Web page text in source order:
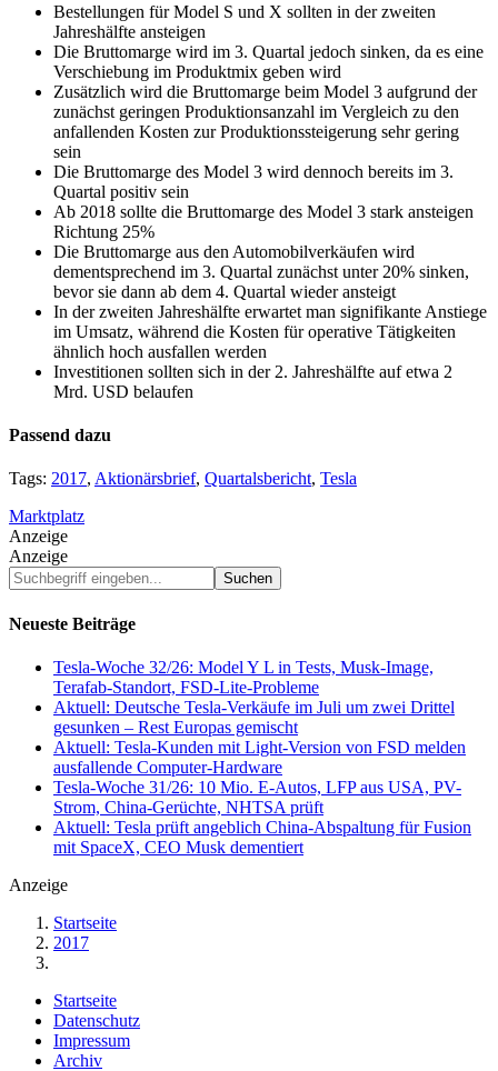
Bestellungen für Model S und X sollten in der zweiten
Jahreshälfte ansteigen
Die Bruttomarge wird im 3. Quartal jedoch sinken, da es eine
Verschiebung im Produktmix geben wird
Zusätzlich wird die Bruttomarge beim Model 3 aufgrund der
zunächst geringen Produktionsanzahl im Vergleich zu den
anfallenden Kosten zur Produktionssteigerung sehr gering
sein
Die Bruttomarge des Model 3 wird dennoch bereits im 3.
Quartal positiv sein
Ab 2018 sollte die Bruttomarge des Model 3 stark ansteigen
Richtung 25%
Die Bruttomarge aus den Automobilverkäufen wird
dementsprechend im 3. Quartal zunächst unter 20% sinken,
bevor sie dann ab dem 4. Quartal wieder ansteigt
In der zweiten Jahreshälfte erwartet man signifikante Anstiege
im Umsatz, während die Kosten für operative Tätigkeiten
ähnlich hoch ausfallen werden
Investitionen sollten sich in der 2. Jahreshälfte auf etwa 2
Mrd. USD belaufen
Passend dazu
Tags: 2017, Aktionärsbrief, Quartalsbericht, Tesla
Marktplatz
Anzeige
Anzeige
Suchbegriff
eingeben...
Neueste Beiträge
Tesla-Woche 32/26: Model Y L in Tests, Musk-Image,
Terafab-Standort, FSD-Lite-Probleme
Aktuell: Deutsche Tesla-Verkäufe im Juli um zwei Drittel
gesunken – Rest Europas gemischt
Aktuell: Tesla-Kunden mit Light-Version von FSD melden
ausfallende Computer-Hardware
Tesla-Woche 31/26: 10 Mio. E-Autos, LFP aus USA, PV-
Strom, China-Gerüchte, NHTSA prüft
Aktuell: Tesla prüft angeblich China-Abspaltung für Fusion
mit SpaceX, CEO Musk dementiert
Anzeige
Startseite
2017
Startseite
Datenschutz
Impressum
Archiv